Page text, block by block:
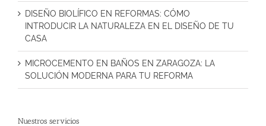
DISEÑO BIOLÍFICO EN REFORMAS: CÓMO
INTRODUCIR LA NATURALEZA EN EL DISEÑO DE TU
CASA
MICROCEMENTO EN BAÑOS EN ZARAGOZA: LA
SOLUCIÓN MODERNA PARA TU REFORMA
Nuestros servicios